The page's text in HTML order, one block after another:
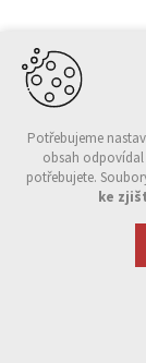
Potřebujeme
obsah
potřebujete.
ke